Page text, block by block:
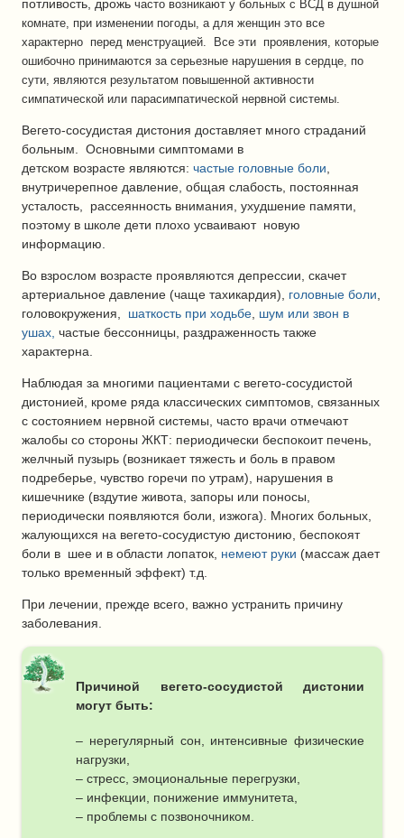
потливость, дрожь часто возникают у больных с ВСД в душной
комнате, при изменении погоды, а для женщин это все
характерно перед менструацией. Все эти проявления, которые
ошибочно принимаются за серьезные нарушения в сердце, по
сути, являются результатом повышенной активности
симпатической или парасимпатической нервной системы.
Вегето-сосудистая дистония доставляет много страданий
больным. Основными симптомами в
детском возрасте являются: частые головные боли
внутричерепное давление, общая слабость, постоянная
усталость, рассеянность внимания, ухудшение памяти,
поэтому в школе дети плохо усваивают новую
информацию.
Во взрослом возрасте проявляются депрессии, скачет
артериальное давление (чаще тахикардия), головные боли
головокружения, шаткость при ходьбе шум или звон в
ушах, частые бессонницы, раздраженность также
характерна.
Наблюдая за многими пациентами с вегето-сосудистой
дистонией, кроме ряда классических симптомов, связанных
с состоянием нервной системы, часто врачи отмечают
жалобы со стороны ЖКТ: периодически беспокоит печень,
желчный пузырь (возникает тяжесть и боль в правом
подреберье, чувство горечи по утрам), нарушения в
кишечнике (вздутие живота, запоры или поносы,
периодически появляются боли, изжога). Многих больных,
жалующихся на вегето-сосудистую дистонию, беспокоят
боли в шее и в области лопаток, немеют руки (массаж дает
только временный эффект) т.д.
При лечении, прежде всего, важно устранить причину
заболевания.
Причиной вегето-сосудистой дистонии
могут быть:
– нерегулярный сон, интенсивные физические
нагрузки,
– стресс, эмоциональные перегрузки,
– инфекции, понижение иммунитета,
– проблемы с позвоночником.